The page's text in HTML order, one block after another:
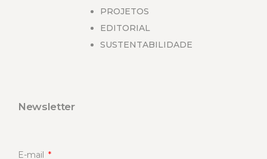
PROJETOS
EDITORIAL
SUSTENTABILIDADE
Newsletter
E-mail